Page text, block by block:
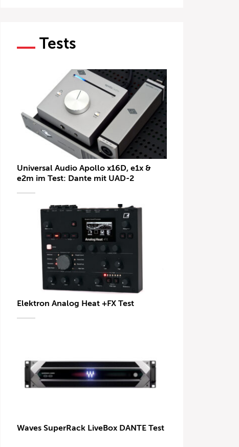
Tests
Universal Audio Apollo x16D, e1x &
e2m im Test: Dante mit UAD-2
Elektron Analog Heat +FX Test
Waves SuperRack LiveBox DANTE Test